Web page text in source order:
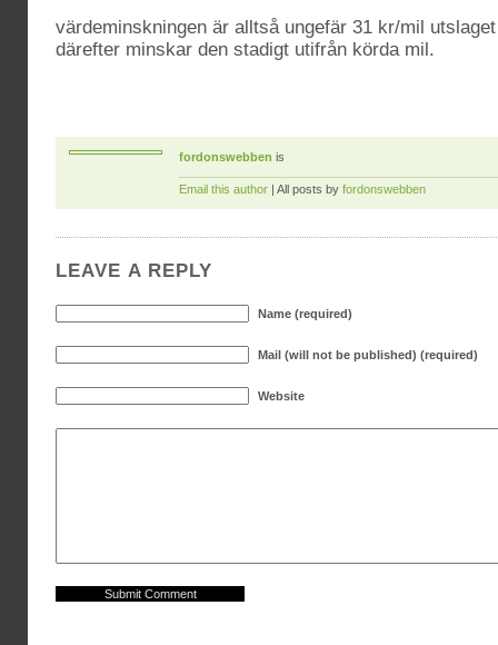
värdeminskningen är alltså ungefär 31 kr/mil
därefter minskar den stadigt utifrån körda mil.
fordonswebben is
Email this author | All posts by fordonswebben
LEAVE A REPLY
Name (required)
Mail (will not be published) (required)
Website